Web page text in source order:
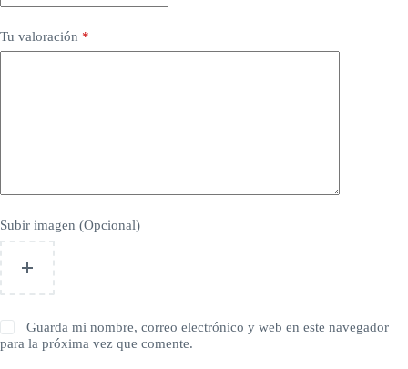
Tu valoración *
Subir imagen (Opcional)
Guarda mi nombre, correo electrónico y web en este navegador
para la próxima vez que comente.